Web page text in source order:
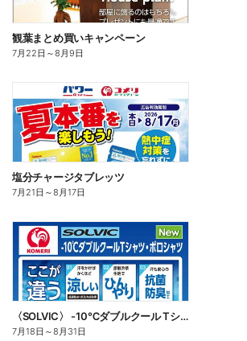
観葉まとめ買いキャンペーン
7月22日 ～8月9日
塩分チャージタブレッツ
7月21日 ～8月17日
〈SOLVIC〉 -10℃ダブルクール Tシャツ・ポロシャツ
7月18日 ～8月31日